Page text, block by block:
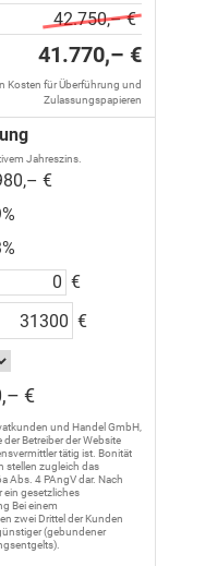
42.750,– €
41.770,– €
Kosten für Überführung und
Zulassungspapieren
Jahreszins.
€
€
€
€
und Handel GmbH,
Betreiber der Website
tätig ist. Bonität
stellen zugleich das
Abs. 4 PAngV dar. Nach
ein gesetzliches
Bei einem
zwei Drittel der Kunden
(gebundener